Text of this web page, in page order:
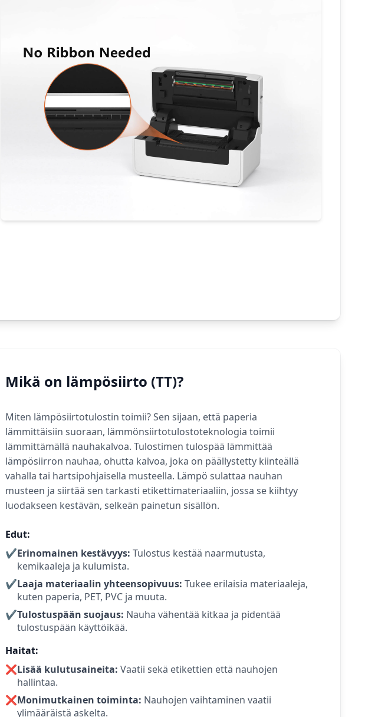
Mikä on lämpösiirto (TT)?
Miten lämpösiirtotulostin toimii? Sen sijaan, että paperia
lämmittäisiin suoraan, lämmönsiirtotulostoteknologia toimii
lämmittämällä nauhakalvoa. Tulostimen tulospää lämmittää
lämpösiirron nauhaa, ohutta kalvoa, joka on päällystetty kiinteällä
vahalla tai hartsipohjaisella musteella. Lämpö sulattaa nauhan
musteen ja siirtää sen tarkasti etikettimateriaaliin, jossa se kiihtyy
luodakseen kestävän, selkeän painetun sisällön.
Edut:
✔️Erinomainen kestävyys: Tulostus kestää naarmutusta,
kemikaaleja ja kulumista.
✔️Laaja materiaalin yhteensopivuus: Tukee erilaisia materiaaleja,
kuten paperia, PET, PVC ja muuta.
✔️Tulostuspään suojaus: Nauha vähentää kitkaa ja pidentää
tulostuspään käyttöikää.
Haitat:
❌Lisää kulutusaineita: Vaatii sekä etikettien että nauhojen
hallintaa.
❌Monimutkainen toiminta: Nauhojen vaihtaminen vaatii
ylimääräistä askelta.